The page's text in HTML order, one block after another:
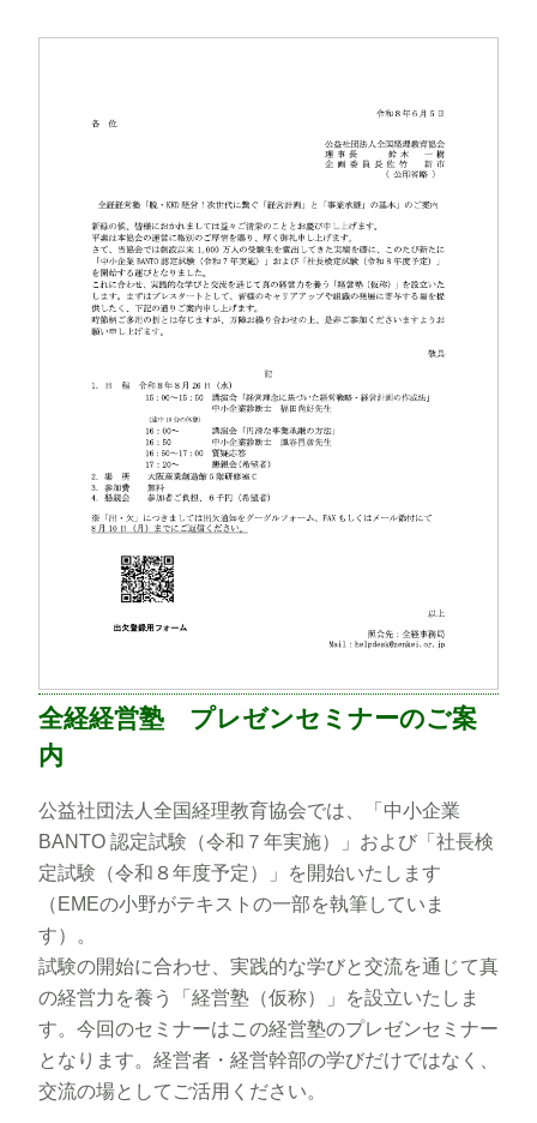
全経経営塾 プレゼンセミナーのご案
内
公益社団法人全国経理教育協会では、「中小企業
BANTO 認定試験（令和７年実施）」および「社長検
定試験（令和８年度予定）」を開始いたします
（EMEの小野がテキストの一部を執筆していま
す）。
試験の開始に合わせ、実践的な学びと交流を通じて真
の経営力を養う「経営塾（仮称）」を設立いたしま
す。今回のセミナーはこの経営塾のプレゼンセミナー
となります。経営者・経営幹部の学びだけではなく、
交流の場としてご活用ください。